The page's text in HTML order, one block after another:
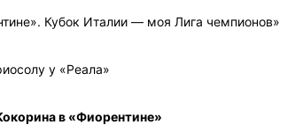
Кубок Италии — моя Лига чемпионов»
у «Реала»
в «Фиорентине»